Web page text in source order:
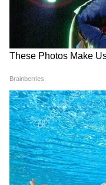
বৃষ রাশির জন্য
বৃষ রাশির
যা কেরিয়ারে
দেবে। আধুনিক
আপনার ব্যক্তিত্বের